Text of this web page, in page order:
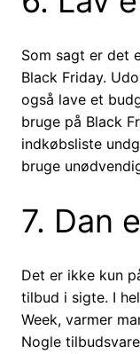
Som sagt er det
Black Friday.
også lave et
bruge på Black
indkøbsliste
bruge
7. Dan
Det er ikke kun
tilbud i sigte. I
Week, varmer
Nogle